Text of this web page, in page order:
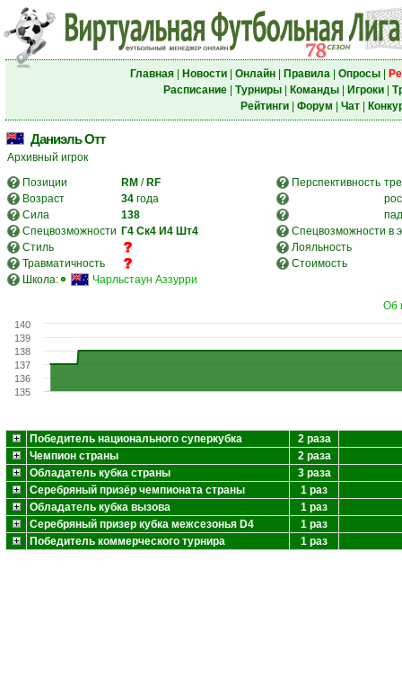
Главная| Новости| Онлайн| Правила| Опросы|
Расписание| Турниры| Команды| Игроки|
Рейтинги| Форум Чат|
Даниэль Отт
Архивный игрок
Позиции
RM / RF Перспективность
Возраст
34 года
Сила
138
Спецвозможности Г4 Ск4 И4 Шт4
Спецвозможности в
Стиль
Лояльность
Травматичность
Стоимость
Школа:
Чарльстаун Аззурри
Об
135
136
137
138
139
140
Победитель национального суперкубка
2 раза
Чемпион страны
2 раза
Обладатель кубка страны
3 раза
Серебряный призёр чемпионата страны
1 раз
Обладатель кубка вызова
1 раз
Серебряный призер кубка межсезонья D4
1 раз
Победитель коммерческого турнира
1 раз